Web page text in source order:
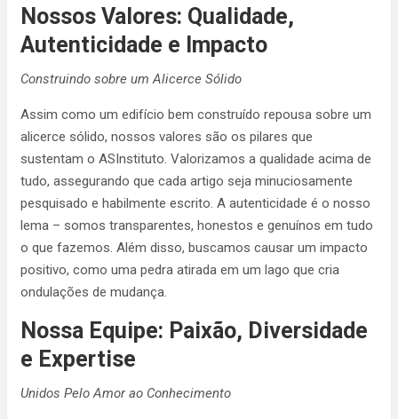
Nossos Valores: Qualidade,
Autenticidade e Impacto
Construindo sobre um Alicerce Sólido
Assim como um edifício bem construído repousa sobre um
alicerce sólido, nossos valores são os pilares que
sustentam o ASInstituto. Valorizamos a qualidade acima de
tudo, assegurando que cada artigo seja minuciosamente
pesquisado e habilmente escrito. A autenticidade é o nosso
lema – somos transparentes, honestos e genuínos em tudo
o que fazemos. Além disso, buscamos causar um impacto
positivo, como uma pedra atirada em um lago que cria
ondulações de mudança.
Nossa Equipe: Paixão, Diversidade
e Expertise
Unidos Pelo Amor ao Conhecimento